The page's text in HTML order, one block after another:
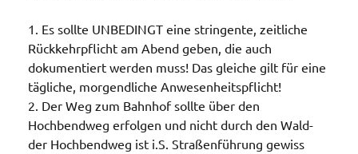
1. Es sollte UNBEDINGT eine stringente, zeitliche
Rückkehrpflicht am Abend geben, die auch
dokumentiert werden muss! Das gleiche gilt für eine
tägliche, morgendliche Anwesenheitspflicht!
2. Der Weg zum Bahnhof sollte über den
Hochbendweg erfolgen und nicht durch den Wald-
der Hochbendweg ist i.S. Straßenführung gewiss